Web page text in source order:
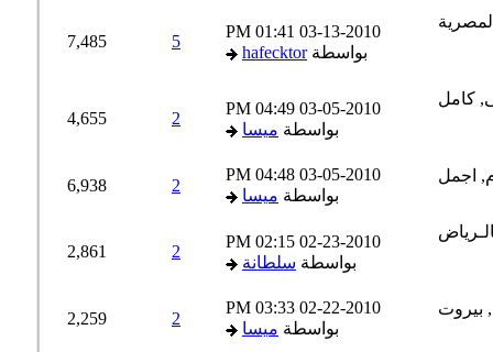
03-13-2010
01:41 PM
بواسطةhafecktor
7,485
03-05-2010
04:49 PM
بواسطةميسا
4,655
03-05-2010
04:48 PM
بواسطةميسا
6,938
02-23-2010
02:15 PM
بواسطةسلطانة
2,861
02-22-2010
03:33 PM
بواسطةميسا
2,259